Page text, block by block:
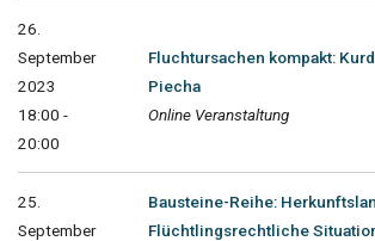
26.
September
2023
18:00 -
20:00
Fluchtursachen kompakt:
Piecha
Online Veranstaltung
25.
September
Bausteine-Reihe:
Flüchtlingsrechtliche